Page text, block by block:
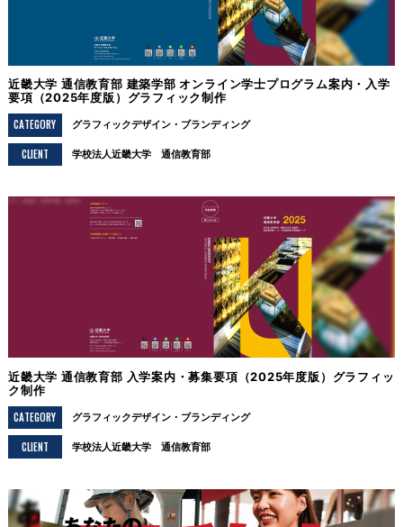
近畿大学 通信教育部 建築学部 オンライン学士プログラム案内・入学
要項（2025年度版）グラフィック制作
CATEGORY
グラフィックデザイン ブランディング
CLIENT 学校法人近畿大学 通信教育部
近畿大学 通信教育部 入学案内・募集要項（2025年度版）グラフィッ
ク制作
CATEGORY
グラフィックデザイン ブランディング
CLIENT 学校法人近畿大学 通信教育部